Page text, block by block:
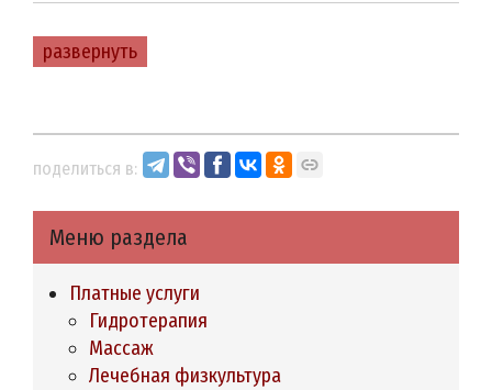
развернуть
поделиться в:
Меню раздела
Платные услуги
Гидротерапия
Массаж
Лечебная физкультура